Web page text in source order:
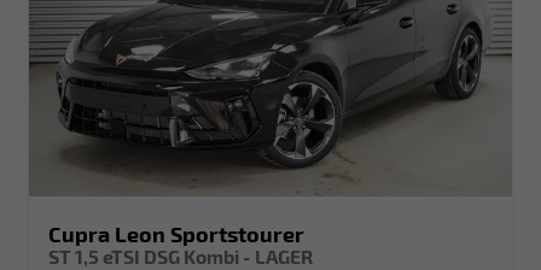
Cupra Leon Sportstourer
ST 1,5 eTSI DSG Kombi - LAGER